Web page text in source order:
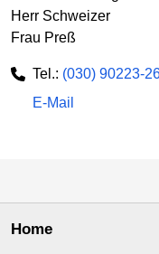
Herr Schweizer
Frau Preß
Tel.: (030) 90223-
E-Mail
Home